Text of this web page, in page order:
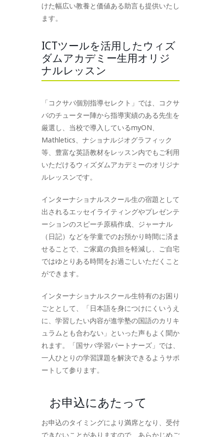
けた幅広い教養と価値ある助言も提供いたし
ます。
ICTツールを活用したウィズ
ダムアカデミー生用オリジ
ナルレッスン
「コクサバ個別指導セレクト」では、コクサ
バのチューター陣から指導実績のある先生を
厳選し、当校で導入しているmyON、
Mathletics、ナショナルジオグラフィック
等、豊富な英語教材をレッスン内でもご利用
いただけるウィズダムアカデミーのオリジナ
ルレッスンです。
インターナショナルスクール生の宿題として
出されるエッセイライティングやプレゼンテ
ーションのスピーチ原稿作成、ジャーナル
（日記）などを学童でのお預かり時間に済ま
せることで、ご家庭の負担を軽減し、ご自宅
ではゆとりある時間をお過ごしいただくこと
ができます。
インターナショナルスクール生特有のお困り
ごととして、「日本語を身につけにくいうえ
に、学習したい内容が進学塾の国語のカリキ
ュラムとも合わない」といった声もよく聞か
れます。「国サバ学習パートナーズ」では、
一人ひとりの学習課題を解決できるようサポ
ートして参ります。
お申込にあたって
お申込のタイミングにより満席となり、受付
できないことがありますので、あらかじめご